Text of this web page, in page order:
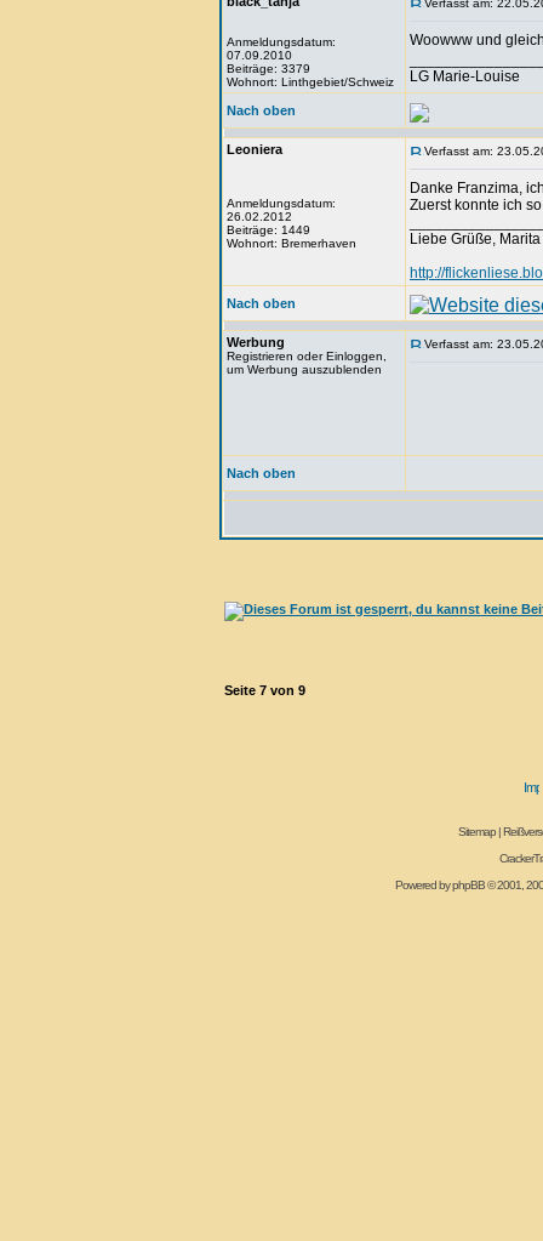
Anmeldungsdatum:
07.09.2010
Beiträge: 3379
Wohnort: Linthgebiet/Schweiz
Verfasst am:
Woowww und
LG Marie-Louise
Nach oben
Leoniera
Anmeldungsdatum:
26.02.2012
Beiträge: 1449
Wohnort: Bremerhaven
Verfasst am:
Danke Franzima,
Zuerst konnte ich
Liebe Grüße, Marita
http://
Nach oben
Werbung
Registrieren oder Einloggen,
um Werbung auszublenden
Verfasst am:
Nach oben
Seite 7 von 9
Sitemap |
Powered byphpBB© 2001,